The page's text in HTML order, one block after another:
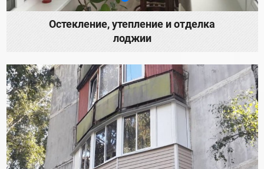
Остекление, утепление и отделка
лоджии